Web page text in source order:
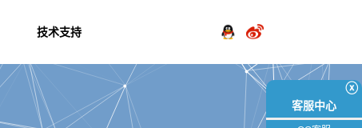
技术支持
ⓧ
客服中心